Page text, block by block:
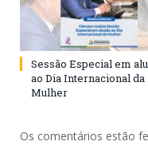
Sessão Especial em
ao Dia Internacional da
Mulher
Os comentários estão